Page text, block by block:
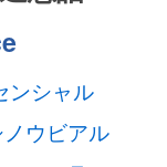
ンシャル
ノウビアル